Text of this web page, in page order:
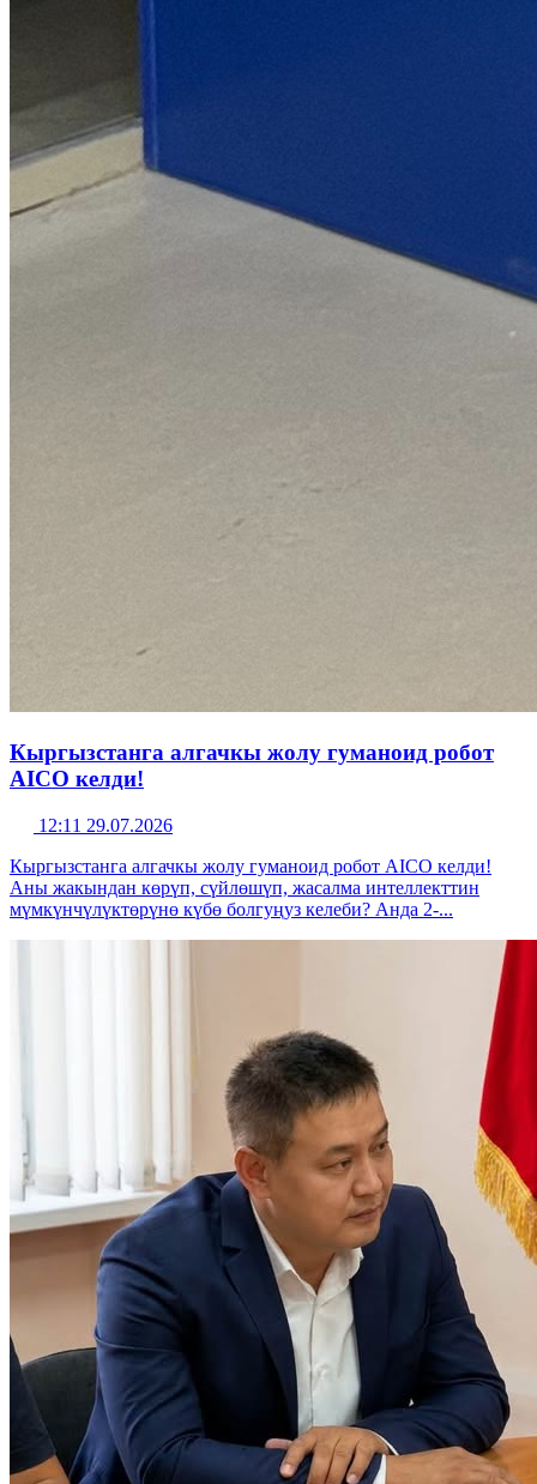
Кыргызстанга алгачкы жолу гуманоид робот
AICO келди!
12:11 29.07.2026
Кыргызстанга алгачкы жолу гуманоид робот AICO келди!
Аны жакындан көрүп, сүйлөшүп, жасалма интеллекттин
мүмкүнчүлүктөрүнө күбө болгуңуз келеби? Анда 2-...